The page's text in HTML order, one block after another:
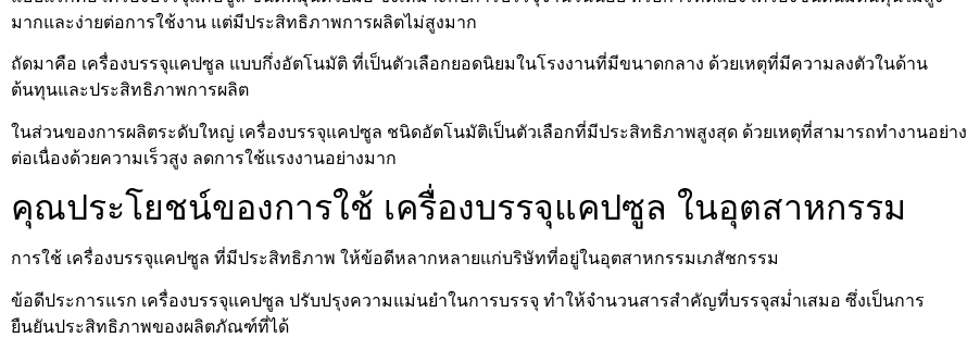
มากและง่ายต่อการใช้งาน แต่มีประสิทธิภาพการผลิตไม่สูงมาก
ถัดมาคือ เครื่องบรรจุแคปซูล แบบกึ่งอัตโนมัติ ที่เป็นตัวเลือกยอดนิยมในโรงงานที่มีขนาดกลาง ด้วยเหตุที่มีความลงตัวในด้าน
ต้นทุนและประสิทธิภาพการผลิต
ในส่วนของการผลิตระดับใหญ่ เครื่องบรรจุแคปซูล ชนิดอัตโนมัติเป็นตัวเลือกที่มีประสิทธิภาพสูงสุด ด้วยเหตุที่สามารถทำงานอย่าง
ต่อเนื่องด้วยความเร็วสูง ลดการใช้แรงงานอย่างมาก
คุณประโยชน์ของการใช้ เครื่องบรรจุแคปซูล ในอุตสาหกรรม
การใช้ เครื่องบรรจุแคปซูล ที่มีประสิทธิภาพ ให้ข้อดีหลากหลายแก่บริษัทที่อยู่ในอุตสาหกรรมเภสัชกรรม
ข้อดีประการแรก เครื่องบรรจุแคปซูล ปรับปรุงความแม่นยำในการบรรจุ ทำให้จำนวนสารสำคัญที่บรรจุสม่ำเสมอ ซึ่งเป็นการ
ยืนยันประสิทธิภาพของผลิตภัณฑ์ที่ได้